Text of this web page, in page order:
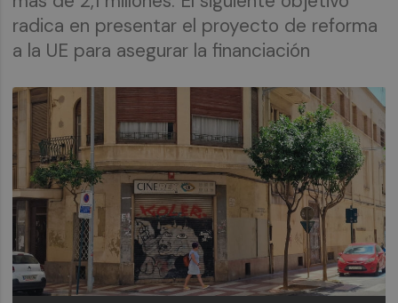
radica en presentar el proyecto de reforma
a la UE para asegurar la financiación